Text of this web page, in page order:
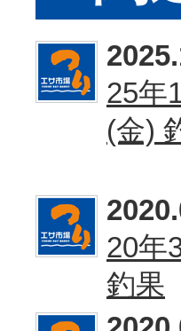
25年
(金)
20年
釣果